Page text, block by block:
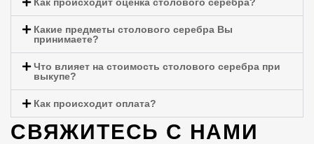
Какие предметы столового серебра Вы
принимаете?
Что влияет на стоимость столового серебра при
выкупе?
Как происходит оплата?
СВЯЖИТЕСЬ С НАМИ